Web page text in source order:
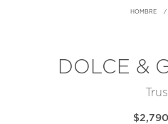
HOMBRE
DOLCE &